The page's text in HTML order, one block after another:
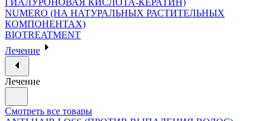
NUMERO (НА НАТУРАЛЬНЫХ РАСТИТЕЛЬНЫХ
КОМПОНЕНТАХ)
BIOTREATMENT
Лечение
Лечение
Смотреть все товары